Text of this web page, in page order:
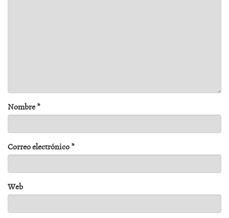
Nombre*
Correo electrónico*
Web